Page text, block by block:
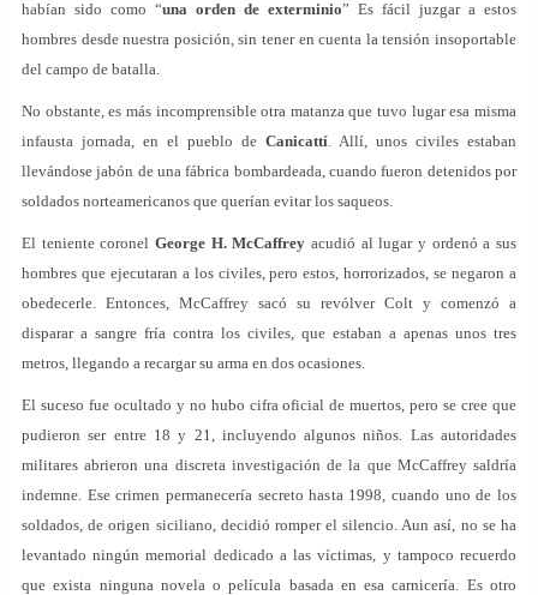
habían sido como “una orden de exterminio” Es fácil juzgar a estos
hombres desde nuestra posición, sin tener en cuenta la tensión insoportable
del campo de batalla.
No obstante, es más incomprensible otra matanza que tuvo lugar esa misma
infausta jornada, en el pueblo de Canicattí. Allí, unos civiles estaban
llevándose jabón de una fábrica bombardeada, cuando fueron detenidos por
soldados norteamericanos que querían evitar los saqueos.
El teniente coronel George H. McCaffrey acudió al lugar y ordenó a sus
hombres que ejecutaran a los civiles, pero estos, horrorizados, se negaron a
obedecerle. Entonces, McCaffrey sacó su revólver Colt y comenzó a
disparar a sangre fría contra los civiles, que estaban a apenas unos tres
metros, llegando a recargar su arma en dos ocasiones.
El suceso fue ocultado y no hubo cifra oficial de muertos, pero se cree que
pudieron ser entre 18 y 21, incluyendo algunos niños. Las autoridades
militares abrieron una discreta investigación de la que McCaffrey saldría
indemne. Ese crimen permanecería secreto hasta 1998, cuando uno de los
soldados, de origen siciliano, decidió romper el silencio. Aun así, no se ha
levantado ningún memorial dedicado a las víctimas, y tampoco recuerdo
que exista ninguna novela o película basada en esa carnicería. Es otro